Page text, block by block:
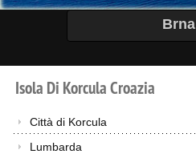
Brna
Isola Di KorculaCroazia
Città di Korcula
Lumbarda